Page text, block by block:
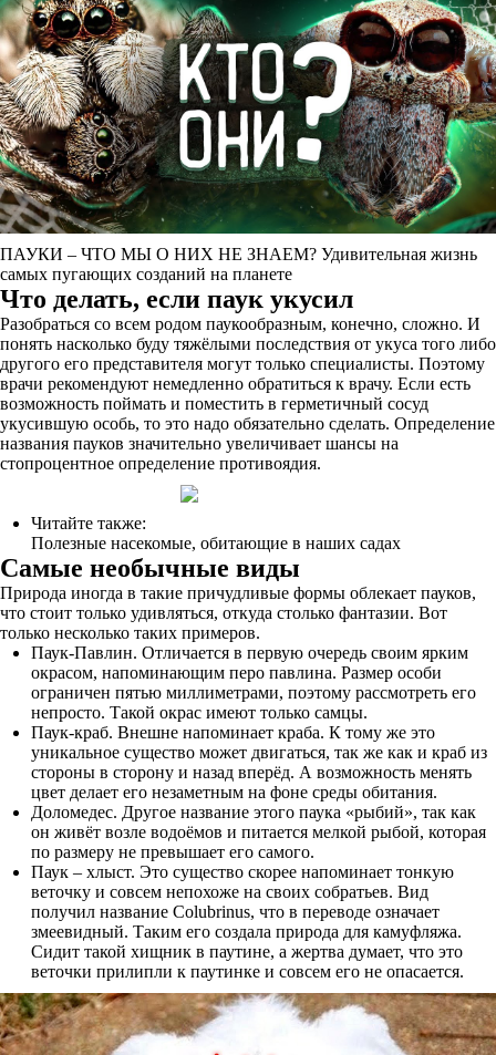
ПАУКИ – ЧТО МЫ О НИХ НЕ ЗНАЕМ? Удивительная жизнь
самых пугающих созданий на планете
Что делать, если паук укусил
Разобраться со всем родом паукообразным, конечно, сложно. И
понять насколько буду тяжёлыми последствия от укуса того либо
другого его представителя могут только специалисты. Поэтому
врачи рекомендуют немедленно обратиться к врачу. Если есть
возможность поймать и поместить в герметичный сосуд
укусившую особь, то это надо обязательно сделать. Определение
названия пауков значительно увеличивает шансы на
стопроцентное определение противоядия.
Читайте также:
Полезные насекомые, обитающие в наших садах
Самые необычные виды
Природа иногда в такие причудливые формы облекает пауков,
что стоит только удивляться, откуда столько фантазии. Вот
только несколько таких примеров.
Паук-Павлин. Отличается в первую очередь своим ярким
окрасом, напоминающим перо павлина. Размер особи
ограничен пятью миллиметрами, поэтому рассмотреть его
непросто. Такой окрас имеют только самцы.
Паук-краб. Внешне напоминает краба. К тому же это
уникальное существо может двигаться, так же как и краб из
стороны в сторону и назад вперёд. А возможность менять
цвет делает его незаметным на фоне среды обитания.
Доломедес. Другое название этого паука «рыбий», так как
он живёт возле водоёмов и питается мелкой рыбой, которая
по размеру не превышает его самого.
Паук – хлыст. Это существо скорее напоминает тонкую
веточку и совсем непохоже на своих собратьев. Вид
получил название Сolubrinus, что в переводе означает
змеевидный. Таким его создала природа для камуфляжа.
Сидит такой хищник в паутине, а жертва думает, что это
веточки прилипли к паутинке и совсем его не опасается.